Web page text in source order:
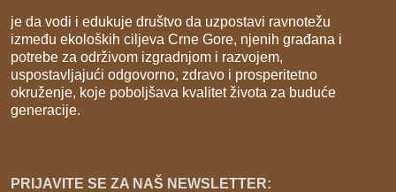
je da vodi i edukuje društvo da uzpostavi ravnotežu
između ekoloških ciljeva Crne Gore, njenih građana i
potrebe za održivom izgradnjom i razvojem,
uspostavljajući odgovorno, zdravo i prosperitetno
okruženje, koje poboljšava kvalitet života za buduće
generacije.
PRIJAVITE SE ZA NAŠ NEWSLETTER: